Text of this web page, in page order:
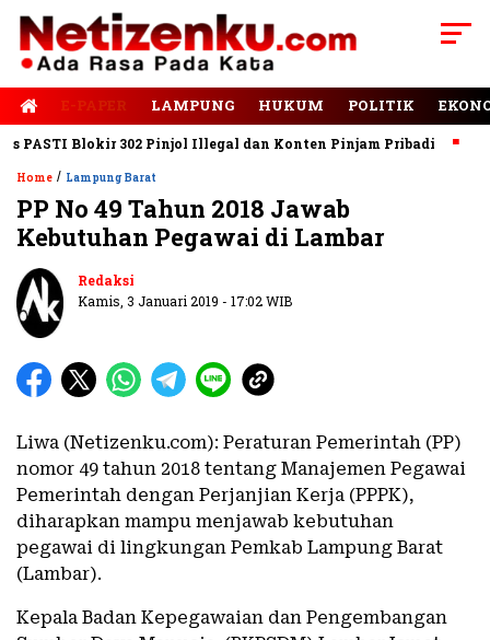
E-PAPER LAMPUNG HUKUM POLITIK
Blokir 302 Pinjol Illegal dan Konten Pinjam Pribadi
Home / Lampung Barat
PP No 49 Tahun 2018 Jawab
Kebutuhan Pegawai di Lambar
Redaksi
Kamis, 3 Januari 2019 - 17:02 WIB
Liwa (Netizenku.com): Peraturan Pemerintah (PP)
nomor 49 tahun 2018 tentang Manajemen Pegawai
Pemerintah dengan Perjanjian Kerja (PPPK),
diharapkan mampu menjawab kebutuhan
pegawai di lingkungan Pemkab Lampung Barat
(Lambar).
Kepala Badan Kepegawaian dan Pengembangan